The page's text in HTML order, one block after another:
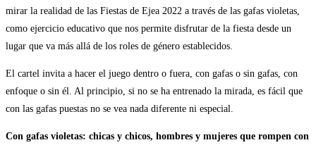
mirar la realidad de las Fiestas de Ejea 2022 a través de las gafas violetas,
como ejercicio educativo que nos permite disfrutar de la fiesta desde un
lugar que va más allá de los roles de género establecidos.
El cartel invita a hacer el juego dentro o fuera, con gafas o sin gafas, con
enfoque o sin él. Al principio, si no se ha entrenado la mirada, es fácil que
con las gafas puestas no se vea nada diferente ni especial.
Con gafas violetas: chicas y chicos, hombres y mujeres que rompen con